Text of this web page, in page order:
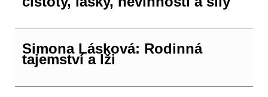
Simona Lásková: Rodinná
tajemství a lži